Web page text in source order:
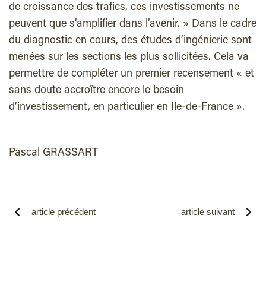
de croissance des trafics, ces investissements ne
peuvent que s’amplifier dans l’avenir. » Dans le cadre
du diagnostic en cours, des études d’ingénierie sont
menées sur les sections les plus sollicitées. Cela va
permettre de compléter un premier recensement « et
sans doute accroître encore le besoin
d’investissement, en particulier en Ile-de-France ».
Pascal GRASSART
article précédent article suivant